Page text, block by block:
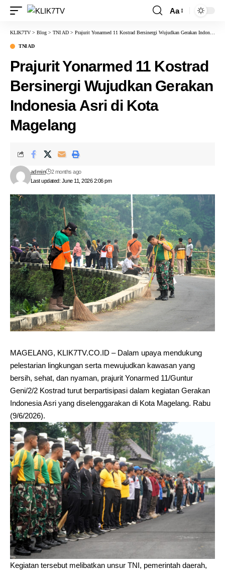
Aa
KLIK7TV > Blog > TNI AD > Prajurit Yonarmed 11 Kostrad Bersinergi Wujudkan Gerakan Indonesia Asri di Kota Magelang
TNI AD
Prajurit Yonarmed 11 Kostrad
Bersinergi Wujudkan Gerakan
Indonesia Asri di Kota
Magelang
Last updated: June 11, 2026 2:06 pm
admin 2 months ago
MAGELANG, KLIK7TV.CO.ID – Dalam upaya mendukung
pelestarian lingkungan serta mewujudkan kawasan yang
bersih, sehat, dan nyaman, prajurit Yonarmed 11/Guntur
Geni/2/2 Kostrad turut berpartisipasi dalam kegiatan Gerakan
Indonesia Asri yang diselenggarakan di Kota Magelang. Rabu
(9/6/2026).
Kegiatan tersebut melibatkan unsur TNI, pemerintah daerah,